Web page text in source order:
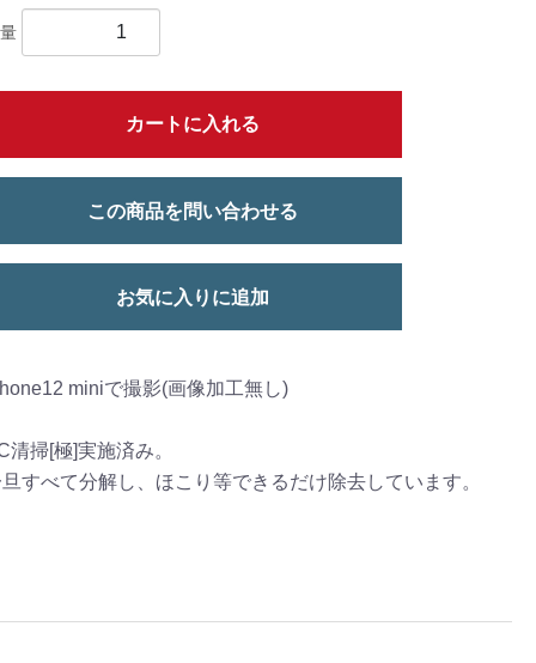
カートに入れる
この商品を問い合わせる
お気に入りに追加
miniで撮影(画像加工無し)
清掃[極]実施済み。
すべて分解し、ほこり等できるだけ除去しています。